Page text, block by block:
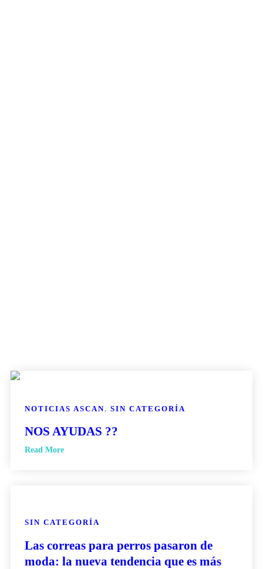
NOTICIAS ASCAN, SIN CATEGORÍA
NOS AYUDAS ??
Read More
SIN CATEGORÍA
Las correas para perros pasaron de
moda: la nueva tendencia que es más